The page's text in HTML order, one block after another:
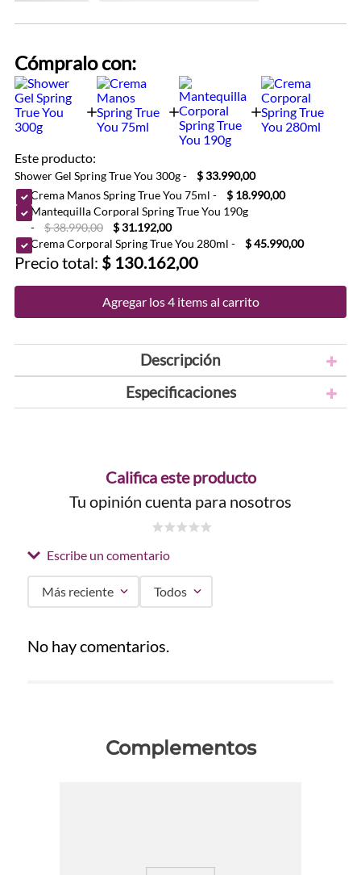
Cómpralo con:
Este producto:
Shower Gel Spring True You 300g-
$ 33.990,00
Crema Manos Spring True You 75ml -
$ 18.990,00
Mantequilla Corporal Spring True You 190g
-
$ 38.990,00
$ 31.192,00
Crema Corporal Spring True You 280ml - $ 45.990,00
Precio total: $ 130.162,00
Agregar los 4 items al carrito
Descripción
Especificaciones
Califica este producto
Tu opinión cuenta para nosotros
Escribe un comentario
Título
Más reciente Todos
No hay comentarios.
Complementos